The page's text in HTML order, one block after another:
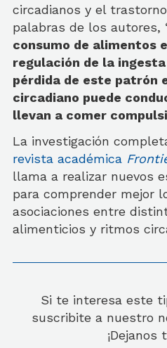
circadianos y el
palabras de los autores,
consumo de alimentos
regulación de la
pérdida de este patrón
circadiano puede
llevan a comer
La investigación
revista académica
llama a realizar nuevos
para comprender mejor
asociaciones entre
alimenticios y ritmos
Si te interesa este
suscribite a nuestro
¡Dejanos